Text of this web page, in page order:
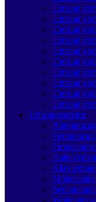
Umzug
Umzug
Umzug
Umzug
Umzug
Umzug
Umzug
Umzug
Umzug
Umzug
Umzugsservice